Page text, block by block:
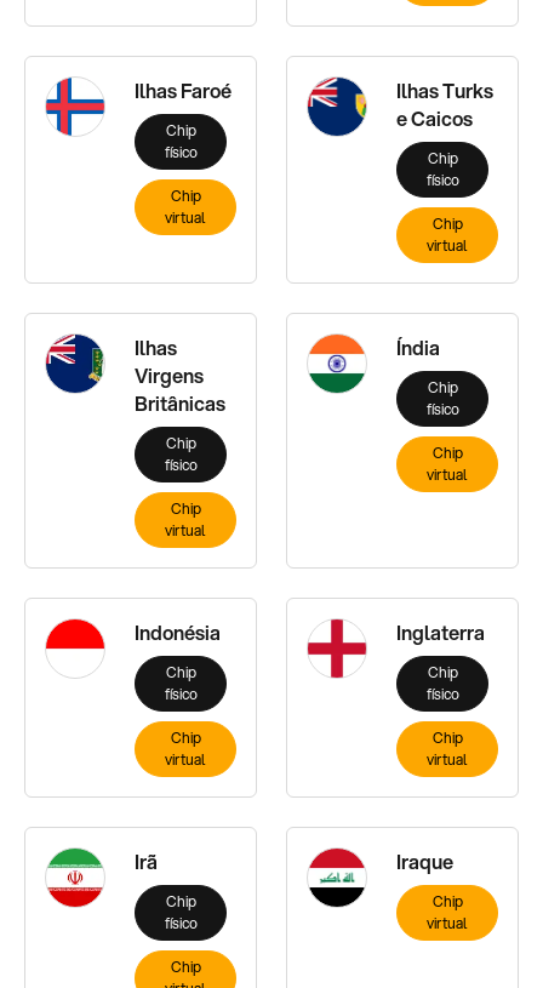
Ilhas Faroé
Chip
físico
Chip
virtual
Ilhas Turks
e Caicos
Chip
físico
Chip
virtual
Ilhas
Virgens
Britânicas
Chip
físico
Chip
virtual
Índia
Chip
físico
Chip
virtual
Indonésia
Chip
físico
Chip
virtual
Inglaterra
Chip
físico
Chip
virtual
Irã
Chip
físico
Chip
Iraque
Chip
virtual